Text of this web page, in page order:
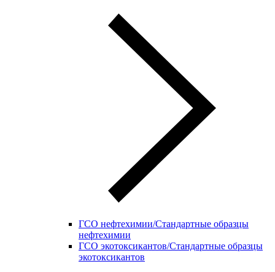
ГСО нефтехимии/Стандартные образцы
нефтехимии
ГСО экотоксикантов/Стандартные образцы
экотоксикантов